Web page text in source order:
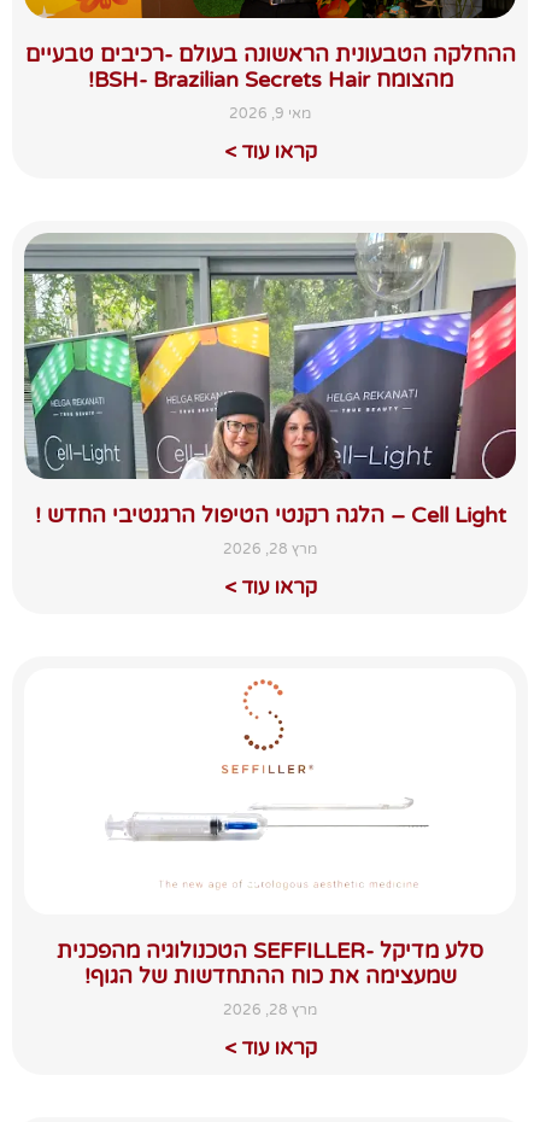
ההחלקה הטבעונית הראשונה בעולם -רכיבים טבעיים
מהצומח BSH- Brazilian Secrets Hair!
מאי 9, 2026
קראו עוד >
Cell Light – הלגה רקנטי הטיפול הרגנטיבי החדש !
מרץ 28, 2026
קראו עוד >
סלע מדיקל -SEFFILLER הטכנולוגיה מהפכנית
שמעצימה את כוח ההתחדשות של הגוף!
מרץ 28, 2026
קראו עוד >